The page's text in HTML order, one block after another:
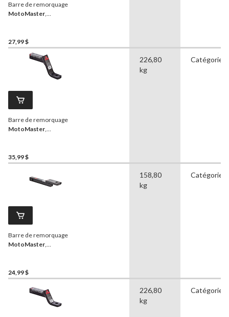
Barre de remorquage
MotoMaster,
27,99 $
Barre de remorquage
MotoMaster,
35,99 $
226,80
kg
Catégorie
Barre de remorquage
MotoMaster,
24,99 $
158,80
kg
Catégorie II
226,80
kg
Catégorie